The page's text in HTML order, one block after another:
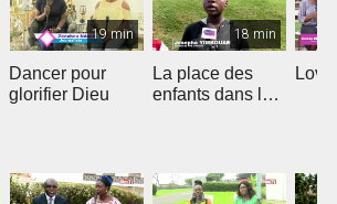
19 min
Dancer pour
glorifier Dieu
18 min
La place des
enfants dans le